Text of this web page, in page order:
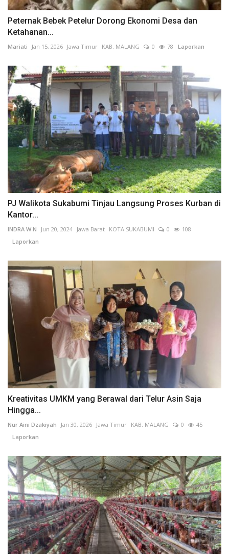
Peternak Bebek Petelur Dorong Ekonomi Desa dan
Ketahanan...
Mariati Jan 15, 2026 Jawa Timur KAB. MALANG 0 78 Laporkan
PJ Walikota Sukabumi Tinjau Langsung Proses Kurban di
Kantor...
INDRA W N Jun 20, 2024 Jawa Barat KOTA SUKABUMI 0
108
Laporkan
Kreativitas UMKM yang Berawal dari Telur Asin Saja
Hingga...
Nur Aini Dzakiyah Jan 30, 2026 Jawa Timur KAB. MALANG 0
45
Laporkan